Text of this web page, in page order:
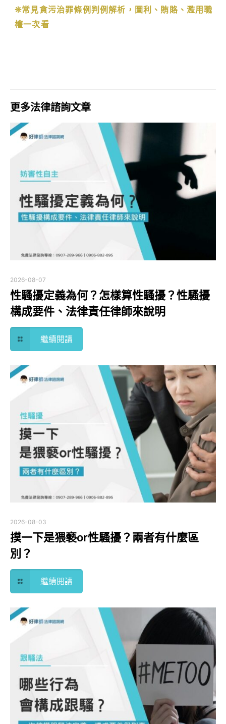
❊常見貪污治罪條例判例解析，圖利、賄賂、濫用職
權一次看
更多法律諮詢文章
2026-08-07
性騷擾定義為何？怎樣算性騷擾？性騷擾
構成要件、法律責任律師來說明
繼續閱讀
2026-08-03
摸一下是猥褻or性騷擾？兩者有什麼區
別？
繼續閱讀